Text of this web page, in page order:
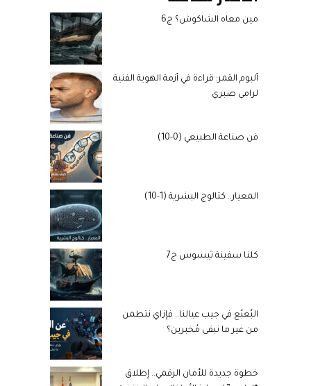
مين معاه الشاكوش؟ ج6
ألبوم القمر: قراءة في أزمة الهوية الفنية
لرامي صبري
فن صناعة الطبيعي (0-10)
المعيار.. كتالوج البشرية (1-10)
كلنا سفينة ثيسوس ج7
البُعبُع في جيب عيالنا.. فإزاي نتطمن
من غير ما نبقى مُخبرين؟
خطوة جديدة للأمان الرقمي.. إطلاق